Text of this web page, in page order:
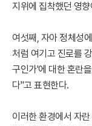
지위에 집착했던 영향
여섯째, 자아 정체성
처럼 여기고 진로를
구인가'에 대한 혼란
다"고 표현한다.
이러한 환경에서 자